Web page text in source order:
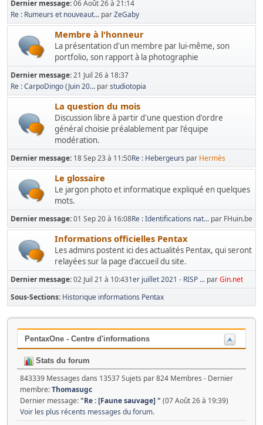
Dernier message:06 Août 26 à 21:14
Re : Rumeurs et nouveaut... parZeGaby
Membre à l'honneur
La présentation d'un membre par lui-même, son
portfolio, son rapport à la photographie
Dernier message:21 Juil 26 à 18:37
Re : CarpoDingo (Juin 20... parstudiotopia
La question du mois
Discussion libre à partir d'une question d'ordre
général choisie préalablement par l'équipe
modération.
Dernier message: 18 Sep 23 à 11:50Re : Hebergeurs par Hermès
Le glossaire
Le jargon photo et informatique expliqué en quelques
mots.
Dernier message:01 Sep 20 à 16:08Re : Identifications nat... par FHuin.be
Informations officielles Pentax
Les admins postent ici des actualités Pentax, qui seront
relayées sur la page d'accueil du site.
Dernier message:02 Juil 21 à 10:431er juillet 2021 - RISP ... parGin.net
Sous-Sections Historique informations Pentax
PentaxOne - Centre d'informations
Stats du forum
843339 Messages dans 13537 Sujets par 824 Membres - Dernier
membre:Thomasugc
Dernier message:"Re : [Faune sauvage]" (07 Août 26 à 19:39)
Voir les plus récents messages du forum.